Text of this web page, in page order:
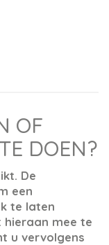
OF
DOEN?
De
een
te laten
hieraan mee te
u vervolgens